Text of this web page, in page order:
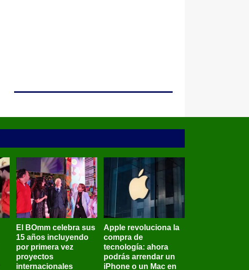
El BOmm celebra sus
15 años incluyendo
por primera vez
proyectos
internacionales
Apple revoluciona la
compra de
tecnología: ahora
podrás arrendar un
iPhone o un Mac en